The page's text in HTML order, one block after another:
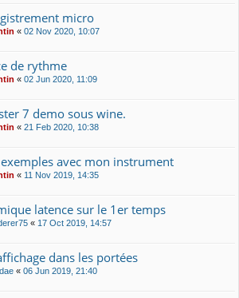
micro
« 02 Nov 2020, 10:07
de rythme
« 02 Jun 2020, 11:09
7 demo sous wine.
« 21 Feb 2020, 10:38
avec mon instrument
« 11 Nov 2019, 14:35
latence sur le 1er temps
« 17 Oct 2019, 14:57
dans les portées
« 06 Jun 2019, 21:40